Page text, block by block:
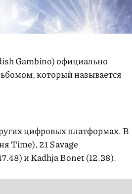
Gambino) официально
который называется
цифровых платформах. В
Time), 21 Savage
и Kadhja Bonet (12.38).